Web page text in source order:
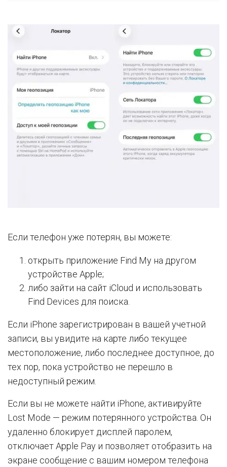
Если телефон уже потерян, вы можете:
открыть приложение Find My на другом
устройстве Apple;
либо зайти на сайт iCloud и использовать
Find Devices для поиска.
Если iPhone зарегистрирован в вашей учетной
записи, вы увидите на карте либо текущее
местоположение, либо последнее доступное, до
тех пор, пока устройство не перешло в
недоступный режим.
Если вы не можете найти iPhone, активируйте
Lost Mode — режим потерянного устройства. Он
удаленно блокирует дисплей паролем,
отключает Apple Pay и позволяет отобразить на
экране сообщение с вашим номером телефона